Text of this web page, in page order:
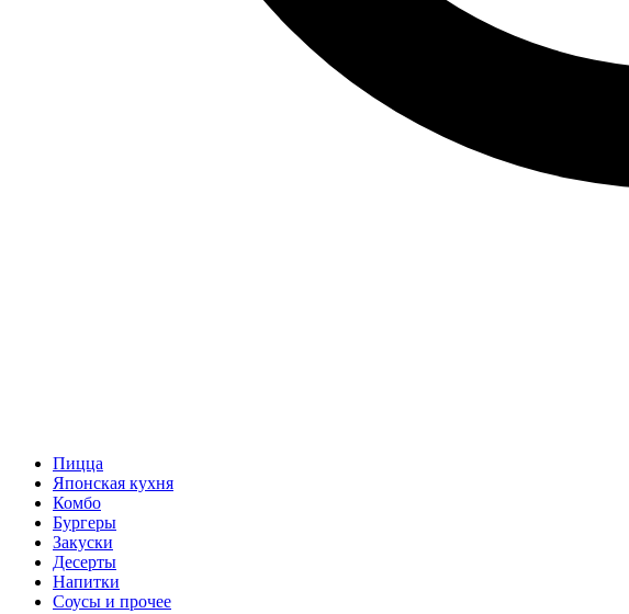
Пицца
Японская кухня
Комбо
Бургеры
Закуски
Десерты
Напитки
Соусы и прочее